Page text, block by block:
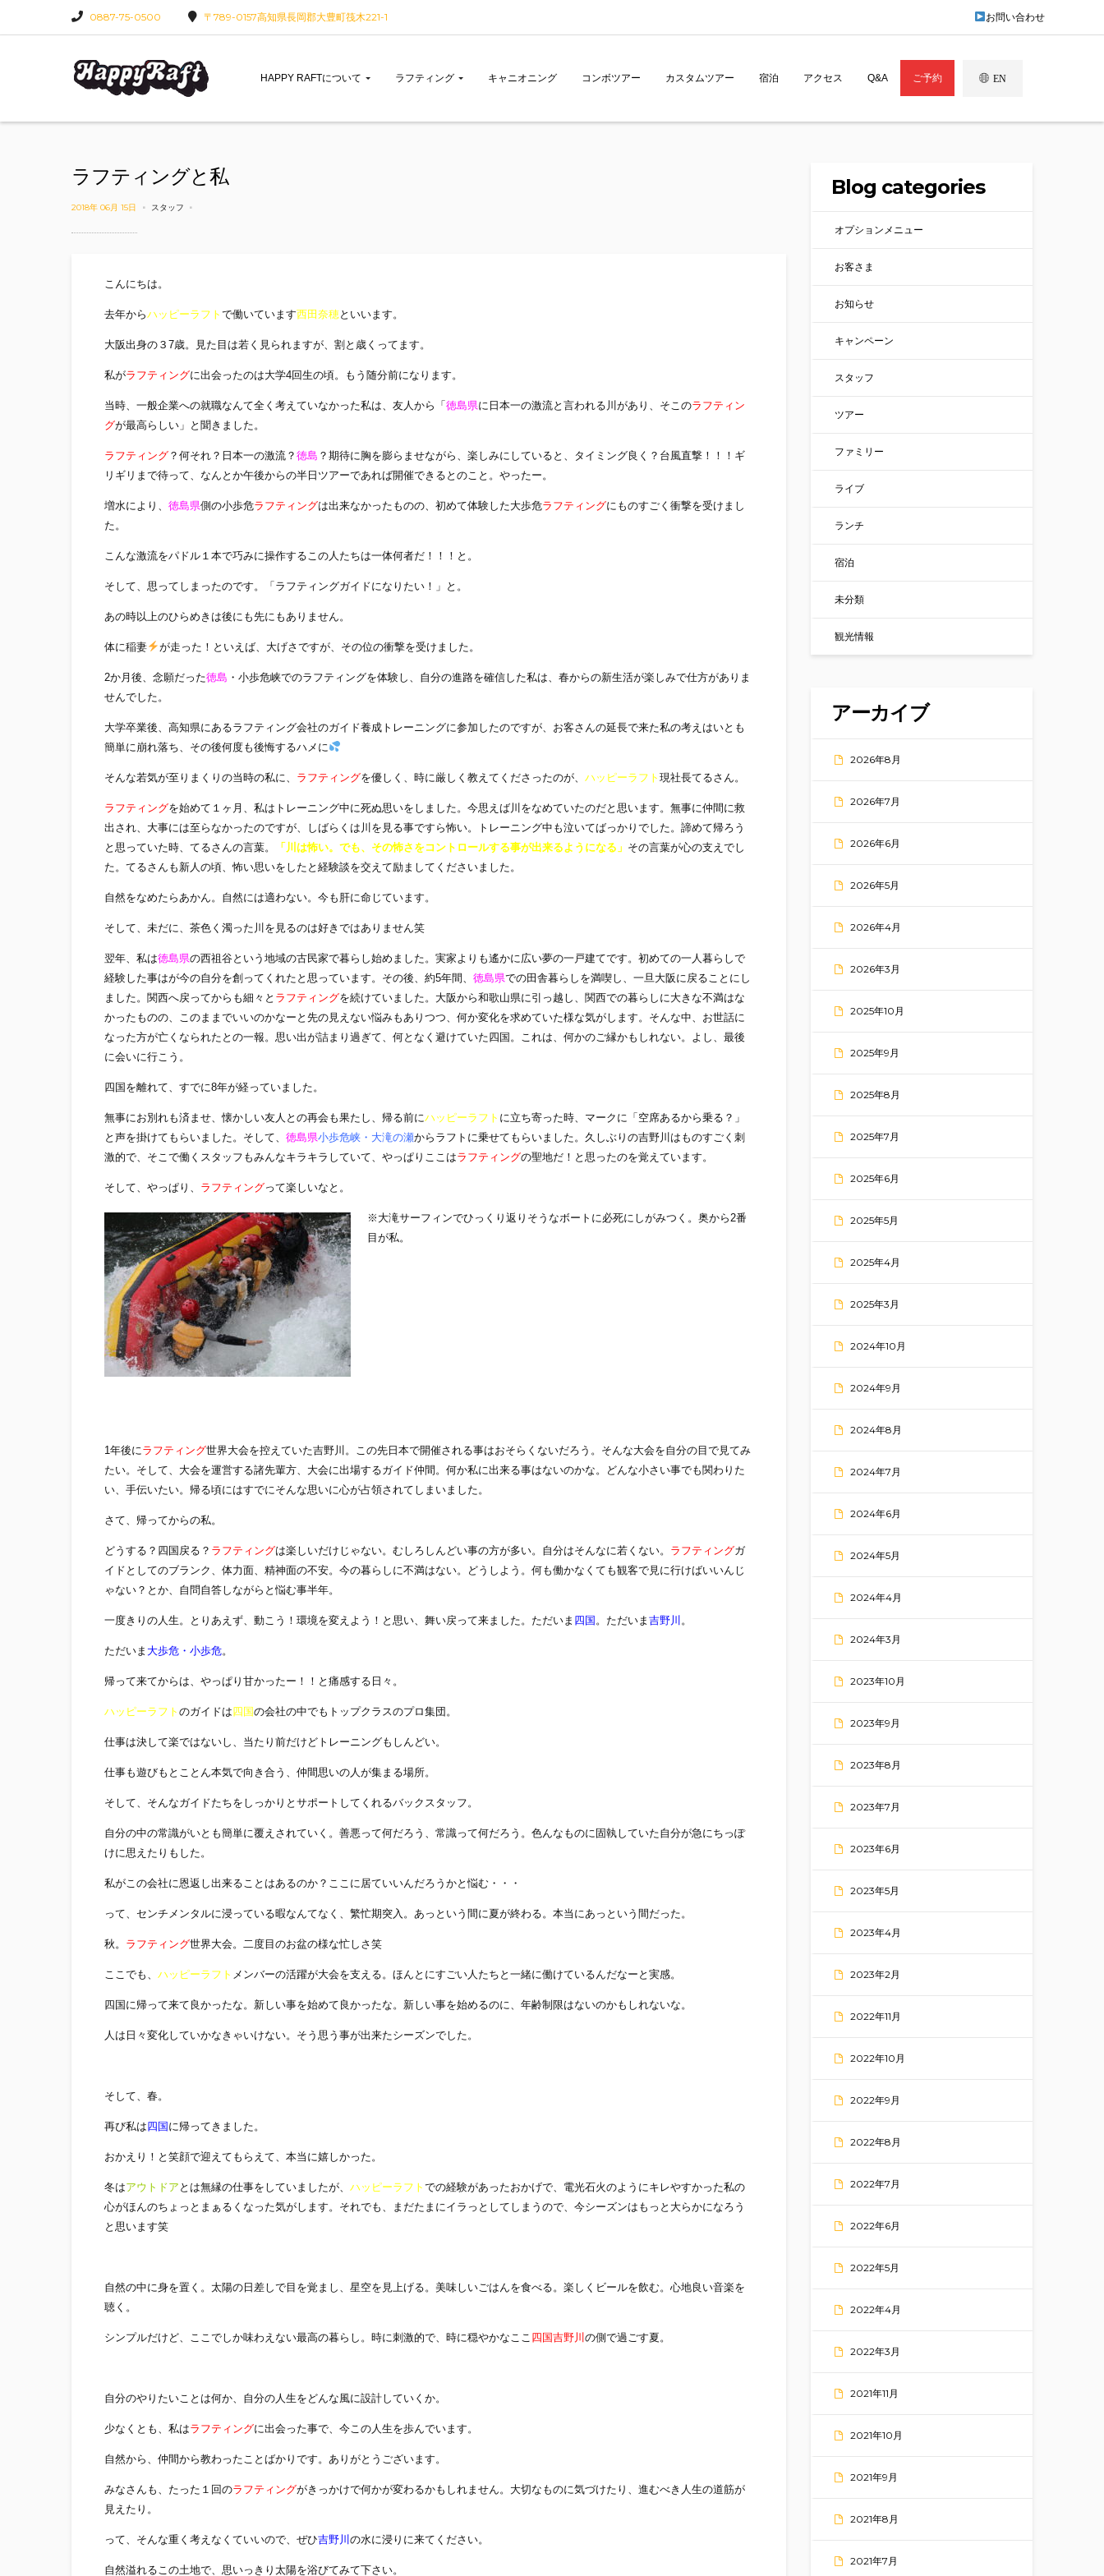
0887-75-0500 〒789-0157高知県長岡郡大豊町筏木221-1 お問い合わせ
HAPPY RAFTについて ラフティング キャニオニング コンボツアー カスタムツアー 宿泊 アクセス Q&A ご予約 EN
ラフティングと私
2018年 06月 15日 スタッフ
こんにちは。
去年からハッピーラフト で働いています西田奈穂といいます。
大阪出身の３7歳。見た目は若く見られますが、割と歳くってます。
私がラフティングに出会ったのは大学4回生の頃。もう随分前になります。
当時、一般企業への就職なんて全く考えていなかった私は、友人から「 徳島県に日本一の激流と言われる川があり、そこのラフティン
グが最高らしい」と聞きました。
ラフティング ？何それ？日本一の激流？ 徳島 ？期待に胸を膨らませながら、楽しみにしていると、タイミング良く？台風直撃！！！ギ
リギリまで待って、なんとか午後からの半日ツアーであれば開催できるとのこと。やったー。
増水により、 徳島県側の小歩危ラフティングは出来なかったものの、初めて体験した大歩危ラフティングにものすごく衝撃を受けまし
た。
こんな激流をパドル１本で巧みに操作するこの人たちは一体何者だ！！！と。
そして、思ってしまったのです。「ラフティングガイドになりたい！」と。
あの時以上のひらめきは後にも先にもありません。
体に稲妻 が走った！といえば、大げさですが、その位の衝撃を受けました。
2か月後、念願だった徳島 ・小歩危峡でのラフティングを体験し、自分の進路を確信した私は、春からの新生活が楽しみで仕方がありま
せんでした。
大学卒業後、高知県にあるラフティング会社のガイド養成トレーニングに参加したのですが、お客さんの延長で来た私の考えはいとも
簡単に崩れ落ち、その後何度も後悔するハメに
そんな若気が至りまくりの当時の私に、 ラフティングを優しく、時に厳しく教えてくださったのが、 ハッピーラフト 現社長てるさん。
ラフティングを始めて１ヶ月、私はトレーニング中に死ぬ思いをしました。今思えば川をなめていたのだと思います。無事に仲間に救
出され、大事には至らなかったのですが、しばらくは川を見る事ですら怖い。トレーニング中も泣いてばっかりでした。諦めて帰ろう
と思っていた時、てるさんの言葉。
「川は怖い。でも、その怖さをコントロールする事が出来るようになる」 その言葉が心の支えでし
た。てるさんも新人の頃、怖い思いをしたと経験談を交えて励ましてくださいました。
自然をなめたらあかん。自然には適わない。今も肝に命じています。
そして、未だに、茶色く濁った川を見るのは好きではありません笑
翌年、私は徳島県の西祖谷という地域の古民家で暮らし始めました。実家よりも遙かに広い夢の一戸建てです。初めての一人暮らしで
経験した事はが今の自分を創ってくれたと思っています。その後、約5年間、 徳島県での田舎暮らしを満喫し、一旦大阪に戻ることにし
ました。関西へ戻ってからも細々と ラフティングを続けていました。大阪から和歌山県に引っ越し、関西での暮らしに大きな不満はな
かったものの、このままでいいのかなーと先の見えない悩みもありつつ、何か変化を求めていた様な気がします。そんな中、お世話に
なった方が亡くなられたとの一報。思い出が詰まり過ぎて、何となく避けていた四国。これは、何かのご縁かもしれない。よし、最後
に会いに行こう。
四国を離れて、すでに8年が経っていました。
無事にお別れも済ませ、懐かしい友人との再会も果たし、帰る前にハッピーラフト に立ち寄った時、マークに「空席あるから乗る？」
と声を掛けてもらいました。そして、 徳島県小歩危峡・大滝の瀬からラフトに乗せてもらいました。久しぶりの吉野川はものすごく刺
激的で、そこで働くスタッフもみんなキラキラしていて、やっぱりここはラフティングの聖地だ！と思ったのを覚えています。
そして、やっぱり、 ラフティングって楽しいなと。
※大滝サーフィンでひっくり返りそうなボートに必死にしがみつく。奥から2番
目が私。
1年後にラフティング世界大会を控えていた吉野川。この先日本で開催される事はおそらくないだろう。そんな大会を自分の目で見てみ
たい。そして、大会を運営する諸先輩方、大会に出場するガイド仲間。何か私に出来る事はないのかな。どんな小さい事でも関わりた
い、手伝いたい。帰る頃にはすでにそんな思いに心が占領されてしまいました。
さて、帰ってからの私。
どうする？四国戻る？ ラフティングは楽しいだけじゃない。むしろしんどい事の方が多い。自分はそんなに若くない。 ラフティングガ
イドとしてのブランク、体力面、精神面の不安。今の暮らしに不満はない。どうしよう。何も働かなくても観客で見に行けばいいんじ
ゃない？とか、自問自答しながらと悩む事半年。
一度きりの人生。とりあえず、動こう！環境を変えよう！と思い、舞い戻って来ました。ただいま 四国 。ただいま 吉野川 。
ただいま 大歩危・小歩危。
帰って来てからは、やっぱり甘かったー！！と痛感する日々。
ハッピーラフト のガイドは四国の会社の中でもトップクラスのプロ集団。
仕事は決して楽ではないし、当たり前だけどトレーニングもしんどい。
仕事も遊びもとことん本気で向き合う、仲間思いの人が集まる場所。
そして、そんなガイドたちをしっかりとサポートしてくれるバックスタッフ。
自分の中の常識がいとも簡単に覆えされていく。善悪って何だろう、常識って何だろう。色んなものに固執していた自分が急にちっぽ
けに思えたりもした。
私がこの会社に恩返し出来ることはあるのか？ここに居ていいんだろうかと悩む・・・
って、センチメンタルに浸っている暇なんてなく、繁忙期突入。あっという間に夏が終わる。本当にあっという間だった。
秋。 ラフティング世界大会。二度目のお盆の様な忙しさ笑
ここでも、 ハッピーラフト メンバーの活躍が大会を支える。ほんとにすごい人たちと一緒に働けているんだなーと実感。
四国に帰って来て良かったな。新しい事を始めて良かったな。新しい事を始めるのに、年齢制限はないのかもしれないな。
人は日々変化していかなきゃいけない。そう思う事が出来たシーズンでした。
そして、春。
再び私は四国 に帰ってきました。
おかえり！と笑顔で迎えてもらえて、本当に嬉しかった。
冬はアウトドア とは無縁の仕事をしていましたが、 ハッピーラフト での経験があったおかげで、電光石火のようにキレやすかった私の
心がほんのちょっとまぁるくなった気がします。それでも、まだたまにイラっとしてしまうので、今シーズンはもっと大らかになろう
と思います笑
自然の中に身を置く。太陽の日差しで目を覚まし、星空を見上げる。美味しいごはんを食べる。楽しくビールを飲む。心地良い音楽を
聴く。
シンプルだけど、ここでしか味わえない最高の暮らし。時に刺激的で、時に穏やかなここ 四国吉野川 の側で過ごす夏。
自分のやりたいことは何か、自分の人生をどんな風に設計していくか。
少なくとも、私はラフティングに出会った事で、今この人生を歩んでいます。
自然から、仲間から教わったことばかりです。ありがとうございます。
みなさんも、たった１回のラフティングがきっかけで何かが変わるかもしれません。大切なものに気づけたり、進むべき人生の道筋が
見えたり。
って、そんな重く考えなくていいので、ぜひ吉野川 の水に浸りに来てください。
自然溢れるこの土地で、思いっきり太陽を浴びてみて下さい。
Blog categories
オプションメニュー
お客さま
お知らせ
キャンペーン
スタッフ
ツアー
ファミリー
ライブ
ランチ
宿泊
未分類
観光情報
アーカイブ
2026年8月
2026年7月
2026年6月
2026年5月
2026年4月
2026年3月
2025年10月
2025年9月
2025年8月
2025年7月
2025年6月
2025年5月
2025年4月
2025年3月
2024年10月
2024年9月
2024年8月
2024年7月
2024年6月
2024年5月
2024年4月
2024年3月
2023年10月
2023年9月
2023年8月
2023年7月
2023年6月
2023年5月
2023年4月
2023年2月
2022年11月
2022年10月
2022年9月
2022年8月
2022年7月
2022年6月
2022年5月
2022年4月
2022年3月
2021年11月
2021年10月
2021年9月
2021年8月
2021年7月